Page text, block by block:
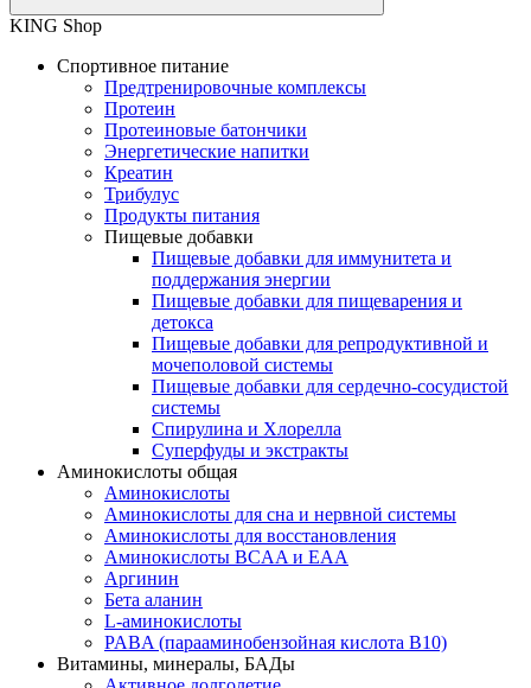
KING Shop
Спортивное питание
Предтренировочные комплексы
Протеин
Протеиновые батончики
Энергетические напитки
Креатин
Трибулус
Продукты питания
Пищевые добавки
Пищевые добавки для иммунитета и
поддержания энергии
Пищевые добавки для пищеварения и
детокса
Пищевые добавки для репродуктивной и
мочеполовой системы
Пищевые добавки для сердечно-сосудистой
системы
Спирулина и Хлорелла
Суперфуды и экстракты
Аминокислоты общая
Аминокислоты
Аминокислоты для сна и нервной системы
Аминокислоты для восстановления
Аминокислоты BCAA и EAA
Аргинин
Бета аланин
L-аминокислоты
PABA (парааминобензойная кислота В10)
Витамины, минералы, БАДы